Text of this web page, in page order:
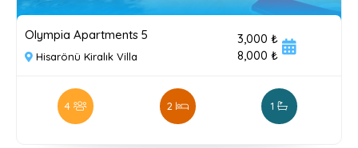
Olympia Apartments 5
Hisarönü Kiralık Villa
3,000 ₺
8,000 ₺
4 2 1